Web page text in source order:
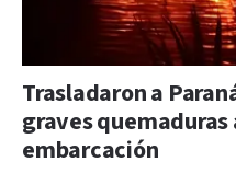
Trasladaron a
graves quemaduras
embarcación